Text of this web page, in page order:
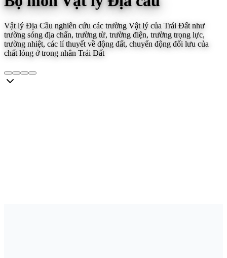
Vật lý Địa Cầu nghiên cứu các trường Vật lý của Trái Đất như
trường sóng địa chấn, trường từ, trường điện, trường trọng lực,
trường nhiệt, các lí thuyết về động đất, chuyển động đối lưu của
chất lỏng ở trong nhân Trái Đất